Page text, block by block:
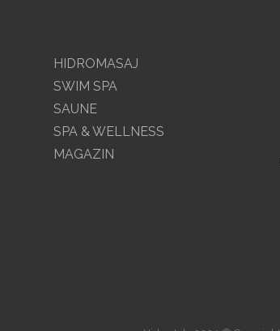
HIDROMASAJ
SWIM SPA
SAUNE
SPA & WELLNESS
MAGAZIN